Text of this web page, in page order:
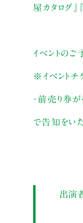
屋カタログ
イベントのご
※イベントチ
・前売り券
で告知をい
出演